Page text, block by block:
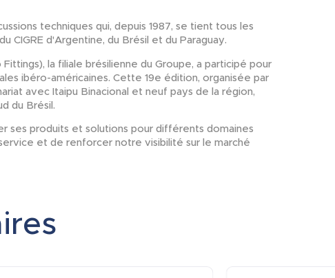
techniques qui, depuis 1987, se tient tous les
CIGRE d'Argentine, du Brésil et du Paraguay.
Fittings), la filiale brésilienne du Groupe, a participé pour
ibéro-américaines. Cette 19e édition, organisée par
avec Itaipu Binacional et neuf pays de la région,
du Brésil.
ses produits et solutions pour différents domaines
et de renforcer notre visibilité sur le marché